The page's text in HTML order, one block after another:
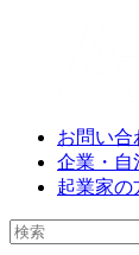
お問い合
企業・自
起業家の